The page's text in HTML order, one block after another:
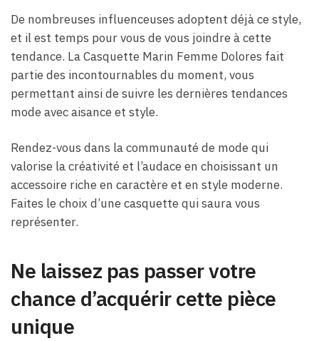
De nombreuses influenceuses adoptent déjà ce style,
et il est temps pour vous de vous joindre à cette
tendance. La Casquette Marin Femme Dolores fait
partie des incontournables du moment, vous
permettant ainsi de suivre les dernières tendances
mode avec aisance et style.
Rendez-vous dans la communauté de mode qui
valorise la créativité et l’audace en choisissant un
accessoire riche en caractère et en style moderne.
Faites le choix d’une casquette qui saura vous
représenter.
Ne laissez pas passer votre
chance d’acquérir cette pièce
unique